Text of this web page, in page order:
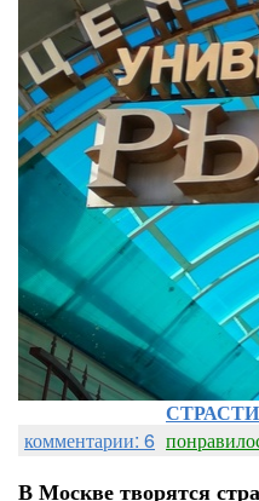
комментарии: 6
В Москве творятся